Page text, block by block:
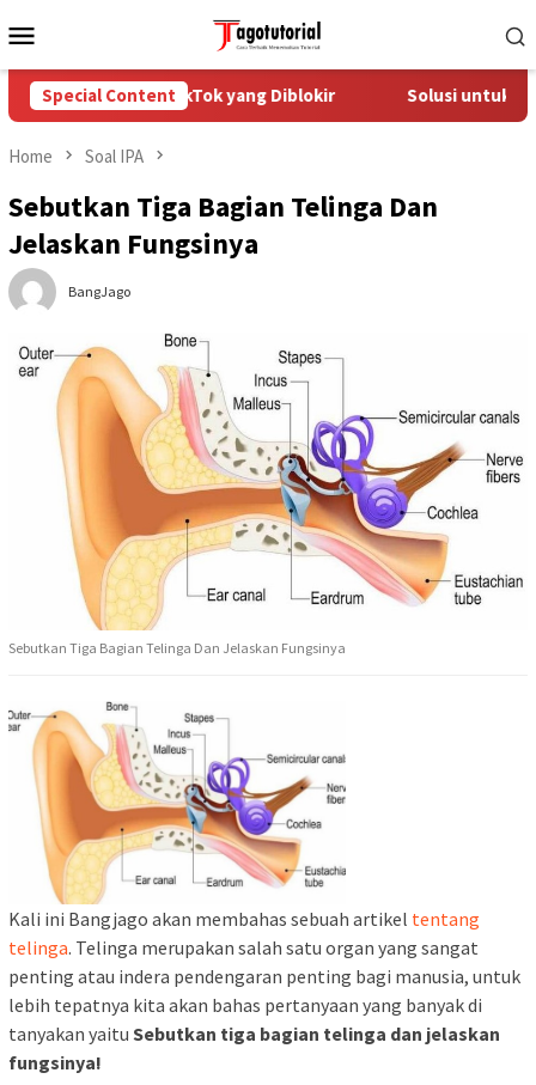
to
Menu
Special Content
Mengatasi Akun TikTok yang Diblokir Solusi untuk
Home Soal IPA
Sebutkan Tiga Bagian Telinga Dan
Jelaskan Fungsinya
BangJago
Sebutkan Tiga Bagian Telinga Dan Jelaskan Fungsinya
Kali ini Bangjago akan membahas sebuah artikel tentang
telinga. Telinga merupakan salah satu organ yang sangat
penting atau indera pendengaran penting bagi manusia, untuk
lebih tepatnya kita akan bahas pertanyaan yang banyak di
tanyakan yaitu Sebutkan tiga bagian telinga dan jelaskan
fungsinya!